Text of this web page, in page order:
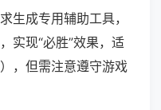
生成专用辅助工具，
实现“必胜”效果，适
，但需注意遵守游戏